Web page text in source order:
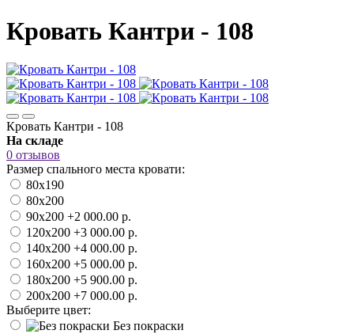
Кровать Кантри - 108
Кровать Кантри - 108
На складе
0 отзывов
Размер спального места кровати:
80х190
80х200
90х200 +2 000.00 р.
120х200 +3 000.00 р.
140х200 +4 000.00 р.
160х200 +5 000.00 р.
180х200 +5 900.00 р.
200х200 +7 000.00 р.
Выберите цвет:
Без покраски